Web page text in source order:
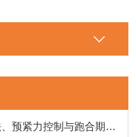
水泵专用高水基盘根的安装方法、预紧力控制与跑合期注意事项